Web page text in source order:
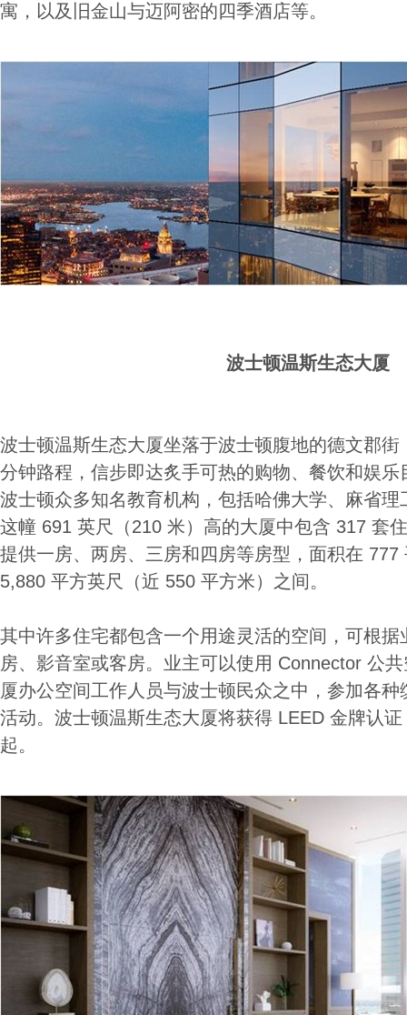
寓，以及旧金山与迈阿密的四季酒店等。
波士顿温斯生态大厦
波士顿温斯生态大厦坐落于波士顿腹地的德文郡
分钟路程，信步即达炙手可热的购物、餐饮和娱
波士顿众多知名教育机构，包括哈佛大学、麻省
这幢 691 英尺（210 米）高的大厦中包含 317 套
提供一房、两房、三房和四房等房型，面积在
5,880 平方英尺（近 550 平方米）之间。
其中许多住宅都包含一个用途灵活的空间，可根
房、影音室或客房。业主可以使用 Connector 公
厦办公空间工作人员与波士顿民众之中，参加各
活动。波士顿温斯生态大厦将获得 LEED 金牌认
起。